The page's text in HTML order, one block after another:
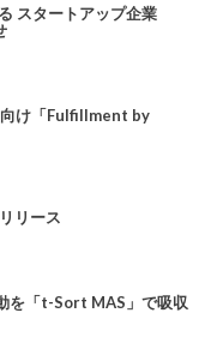
スタートアップ企業
向け「Fulfillment by
リース
を「t-Sort MAS」で吸収